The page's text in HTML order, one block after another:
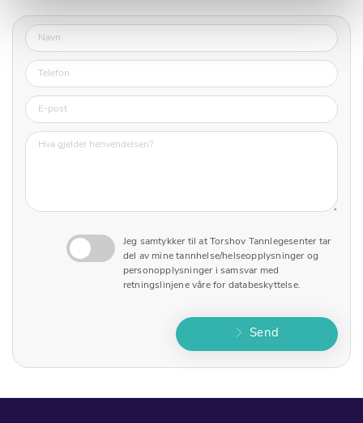
Jeg samtykker til at Torshov Tannlegesenter tar
del av mine tannhelse/helseopplysninger og
personopplysninger i samsvar med
retningslinjene våre for databeskyttelse.
Send